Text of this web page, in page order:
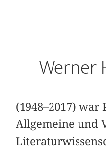
Werner
(1948–2017) war
Allgemeine und